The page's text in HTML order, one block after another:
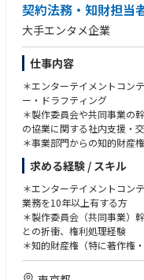
■求める人物像
方
社内外との調整業務を円滑
社内外と連携しながらある
数字への感覚が鋭い方
まわりに気遣いのできる方(
契約法務・知財担当
大手エンタメ企業
仕事内容
＊エンターテイメントコン
ー・ドラフティング
＊製作委員会や共同事業の
の協業に関する社内支援・
＊事業部門からの知的財産
＊商標権などの取得・管理
含む）
求める経験 / スキル
＊エンターテイメントコン
業務を10年以上有する方
＊製作委員会（共同事業）
との折衝、権利処理経験
＊知的財産権（特に著作権
＊海外企業とのビジネスの
語に加えて中国語・韓国語